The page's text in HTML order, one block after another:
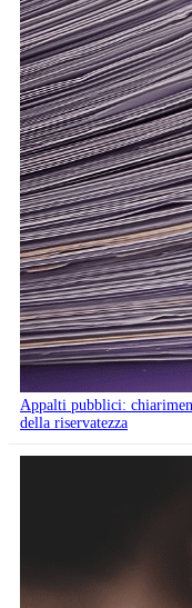
Appalti pubblici:
della riservatezza